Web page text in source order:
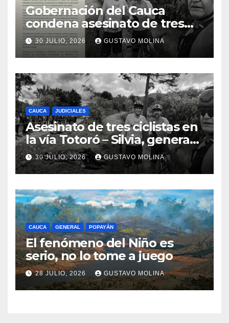
Gobernación del Cauca
condena asesinato de tres
ciudadanos y exige medidas
urgentes al Gobierno
Nacional
30 JULIO, 2026 GUSTAVO MOLINA
CAUCA JUDICIALES
Asesinato de tres ciclistas en
la vía Totoró – Silvia, genera
consternación en el Cauca
30 JULIO, 2026 GUSTAVO MOLINA
CAUCA GENERAL POPAYÁN
El fenómeno del Niño es
serio, no lo tome a juego
28 JULIO, 2026 GUSTAVO MOLINA